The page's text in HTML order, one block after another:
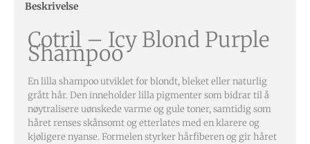
Beskrivelse
Cotril – Icy Blond Purple
Shampoo
En lilla shampoo utviklet for blondt, bleket eller naturlig
grått hår. Den inneholder lilla pigmenter som bidrar til å
nøytralisere uønskede varme og gule toner, samtidig som
håret renses skånsomt og etterlates med en klarere og
kjøligere nyanse. Formelen styrker hårfiberen og gir håret